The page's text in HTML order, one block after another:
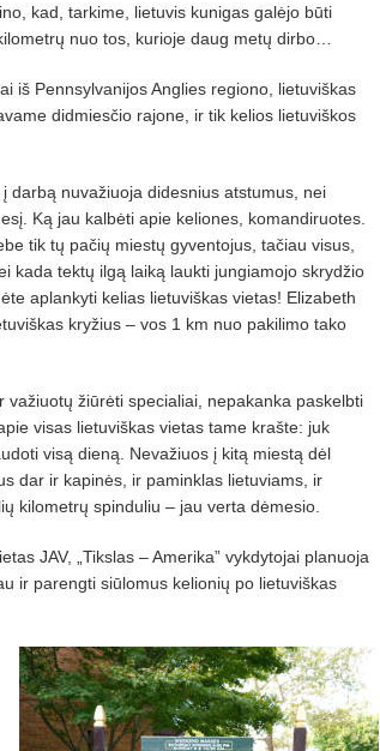
kad, tarkime, lietuvis kunigas galėjo būti
nuo tos, kurioje daug metų dirbo…
iš Pennsylvanijos Anglies regiono, lietuviškas
didmiesčio rajone, ir tik kelios lietuviškos
darbą nuvažiuoja didesnius atstumus, nei
Ką jau kalbėti apie keliones, komandiruotes.
tik tų pačių miestų gyventojus, tačiau visus,
kada tektų ilgą laiką laukti jungiamojo skrydžio
aplankyti kelias lietuviškas vietas! Elizabeth
kryžius – vos 1 km nuo pakilimo tako
žiūrėti specialiai, nepakanka paskelbti
visas lietuviškas vietas tame krašte: juk
visą dieną. Nevažiuos į kitą miestą dėl
dar ir kapinės, ir paminklas lietuviams, ir
kilometrų spinduliu – jau verta dėmesio.
JAV, „Tikslas – Amerika” vykdytojai planuoja
ir parengti siūlomus kelionių po lietuviškas